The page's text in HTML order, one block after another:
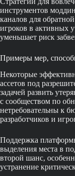
инструментов
каналов для
игроков в активных
уменьшает риск
Примеры мер,
Некоторые
ассетов под
задачей развить
с сообществом по
нетребовательны к
разработчиков и
Поддержка
выделения места в
второй шанс,
устранение